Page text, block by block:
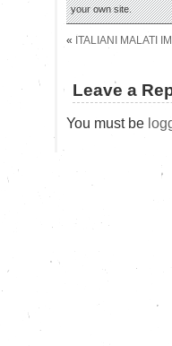
your own site.
« ITALIANI MALATI
Leave a
You must be